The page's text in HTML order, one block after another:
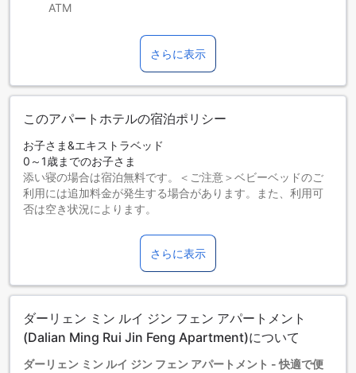
ATM
さらに表示
このアパートホテルの宿泊ポリシー
お子さま&エキストラベッド
0～1歳までのお子さま
添い寝の場合は宿泊無料です。＜ご注意＞ベビーベッドのご
利用には追加料金が発生する場合があります。また、利用可
否は空き状況によります。
添い寝の場合は宿泊無料です。
4歳以上の宿泊者は大人とみなされます。
エキストラベッドの追加可否は、ルームタイプにより異なり
ます。各ルームタイプ欄の記載をお確かめください。ルーム
ていない場合は、エキストラベッドの追加はできません。
【ご注意】6部屋以上をご予約の場合は、異なるご予約条件や
さらに表示
ダーリェン ミン ルイ ジン フェン アパートメント
(Dalian Ming Rui Jin Feng Apartment)について
ダーリェン ミン ルイ ジン フェン アパートメント - 快適で便